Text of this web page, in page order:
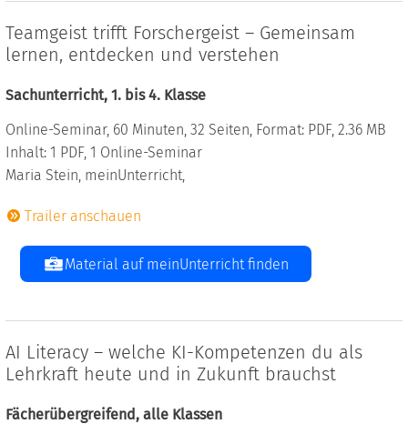
Teamgeist trifft Forschergeist – Gemeinsam
lernen, entdecken und verstehen
Sachunterricht, 1. bis 4. Klasse
Online-Seminar, 60 Minuten, 32 Seiten, Format: PDF, 2.36 MB
Inhalt: 1 PDF, 1 Online-Seminar
Maria Stein, meinUnterricht,
Trailer anschauen
Material auf meinUnterricht finden
AI Literacy – welche KI-Kompetenzen du als
Lehrkraft heute und in Zukunft brauchst
Fächerübergreifend, alle Klassen